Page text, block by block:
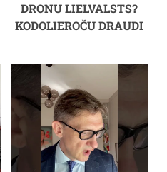
DRONU LIELVALSTS?
KODOLIEROČU DRAUDI